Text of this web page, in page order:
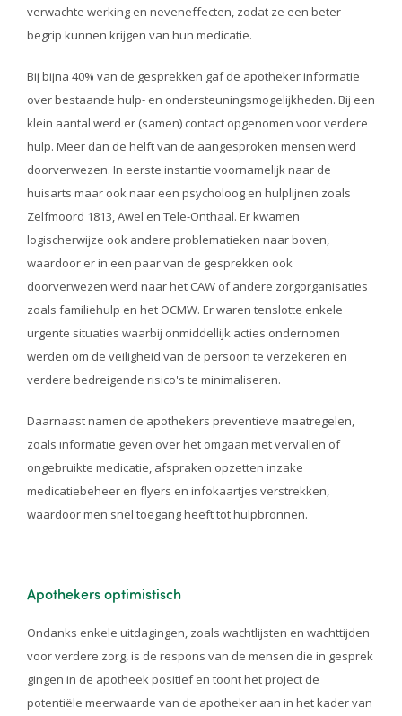
verwachte werking en neveneffecten, zodat ze een beter
begrip kunnen krijgen van hun medicatie.
Bij bijna 40% van de gesprekken gaf de apotheker informatie
over bestaande hulp- en ondersteuningsmogelijkheden. Bij een
klein aantal werd er (samen) contact opgenomen voor verdere
hulp. Meer dan de helft van de aangesproken mensen werd
doorverwezen. In eerste instantie voornamelijk naar de
huisarts maar ook naar een psycholoog en hulplijnen zoals
Zelfmoord 1813, Awel en Tele-Onthaal. Er kwamen
logischerwijze ook andere problematieken naar boven,
waardoor er in een paar van de gesprekken ook
doorverwezen werd naar het CAW of andere zorgorganisaties
zoals familiehulp en het OCMW. Er waren tenslotte enkele
urgente situaties waarbij onmiddellijk acties ondernomen
werden om de veiligheid van de persoon te verzekeren en
verdere bedreigende risico's te minimaliseren.
Daarnaast namen de apothekers preventieve maatregelen,
zoals informatie geven over het omgaan met vervallen of
ongebruikte medicatie, afspraken opzetten inzake
medicatiebeheer en flyers en infokaartjes verstrekken,
waardoor men snel toegang heeft tot hulpbronnen.
Apothekers optimistisch
Ondanks enkele uitdagingen, zoals wachtlijsten en wachttijden
voor verdere zorg, is de respons van de mensen die in gesprek
gingen in de apotheek positief en toont het project de
potentiële meerwaarde van de apotheker aan in het kader van